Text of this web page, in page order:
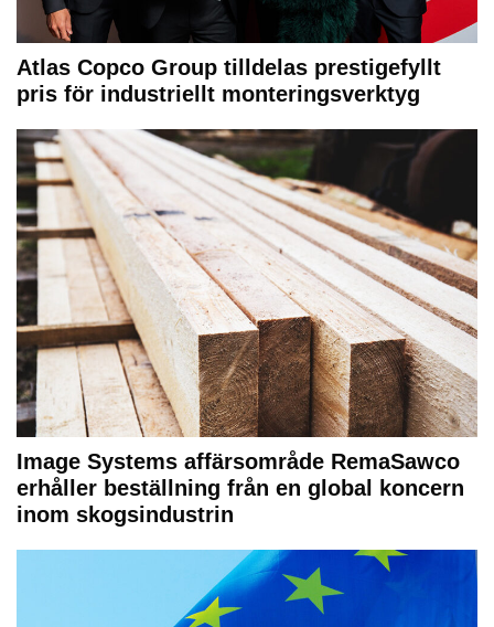
Atlas Copco Group tilldelas prestigefyllt
pris för industriellt monteringsverktyg
Image Systems affärsområde RemaSawco
erhåller beställning från en global koncern
inom skogsindustrin